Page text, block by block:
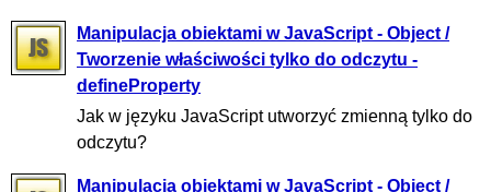
Manipulacja obiektami w JavaScript - Object /
Tworzenie właściwości tylko do odczytu -
defineProperty
Jak w języku JavaScript utworzyć zmienną tylko do
odczytu?
Manipulacja obiektami w JavaScript - Object /